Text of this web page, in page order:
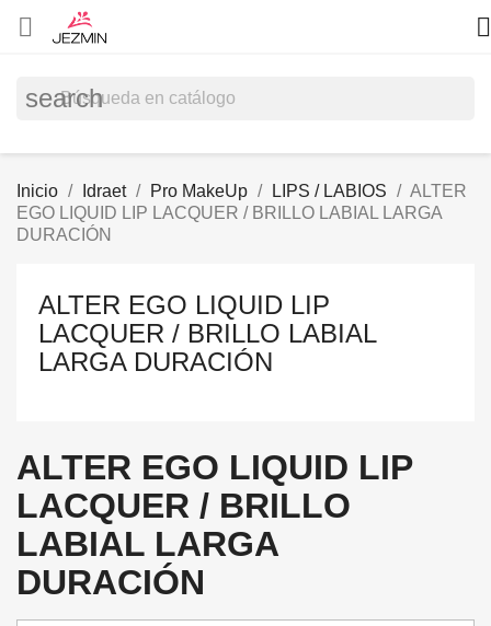
 
search
Inicio Idraet Pro MakeUp LIPS / LABIOS
ALTER
EGO LIQUID LIP LACQUER / BRILLO LABIAL LARGA
DURACIÓN
ALTER EGO LIQUID LIP
LACQUER / BRILLO LABIAL
LARGA DURACIÓN
ALTER EGO LIQUID LIP
LACQUER / BRILLO
LABIAL LARGA
DURACIÓN